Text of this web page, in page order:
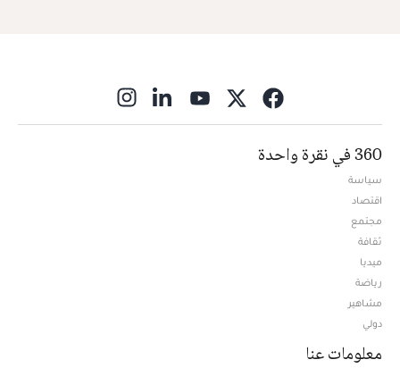
360 في نقرة واحدة
سياسة
اقتصاد
مجتمع
ثقافة
ميديا
رياضة
مشاهير
دولي
معلومات عنا